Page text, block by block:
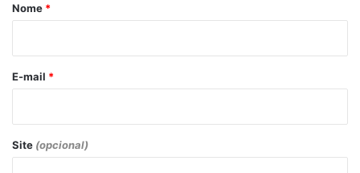
r
*
Nome *
E-mail *
Site (opcional)